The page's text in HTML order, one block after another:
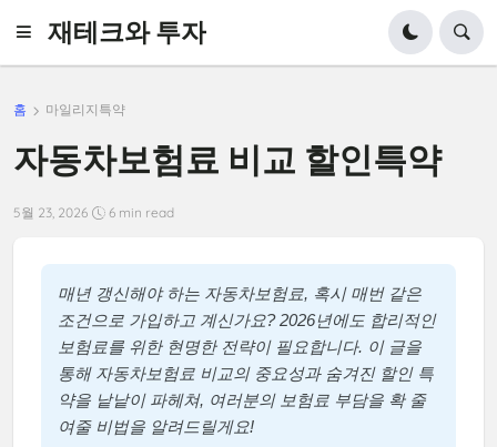
재테크와 투자
홈 마일리지특약
자동차보험료 비교 할인특약
5월 23, 2026 6 min read
매년 갱신해야 하는 자동차보험료, 혹시 매번 같은
조건으로 가입하고 계신가요? 2026년에도 합리적인
보험료를 위한 현명한 전략이 필요합니다. 이 글을
통해 자동차보험료 비교의 중요성과 숨겨진 할인 특
약을 낱낱이 파헤쳐, 여러분의 보험료 부담을 확 줄
여줄 비법을 알려드릴게요!